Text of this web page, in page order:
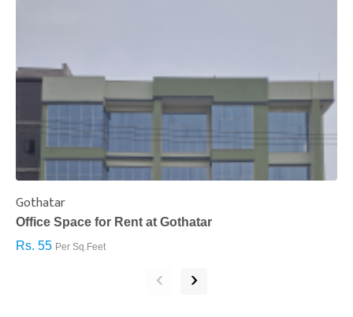
Gothatar
Office Space for Rent at Gothatar
Rs. 55 Per Sq.Feet
‹ ›